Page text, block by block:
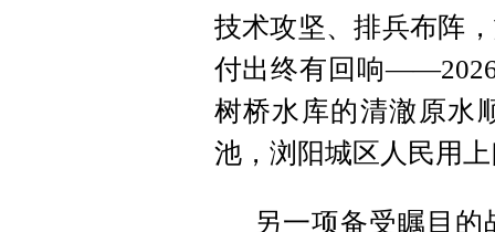
技术攻坚、排兵布阵
付出终有回响
树桥水库的清澈原水
池，浏阳城区人民用
另一项备受瞩目